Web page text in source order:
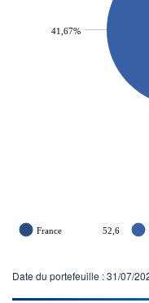
41,67%
France 52,6
Date du portefeuille : 31/07/